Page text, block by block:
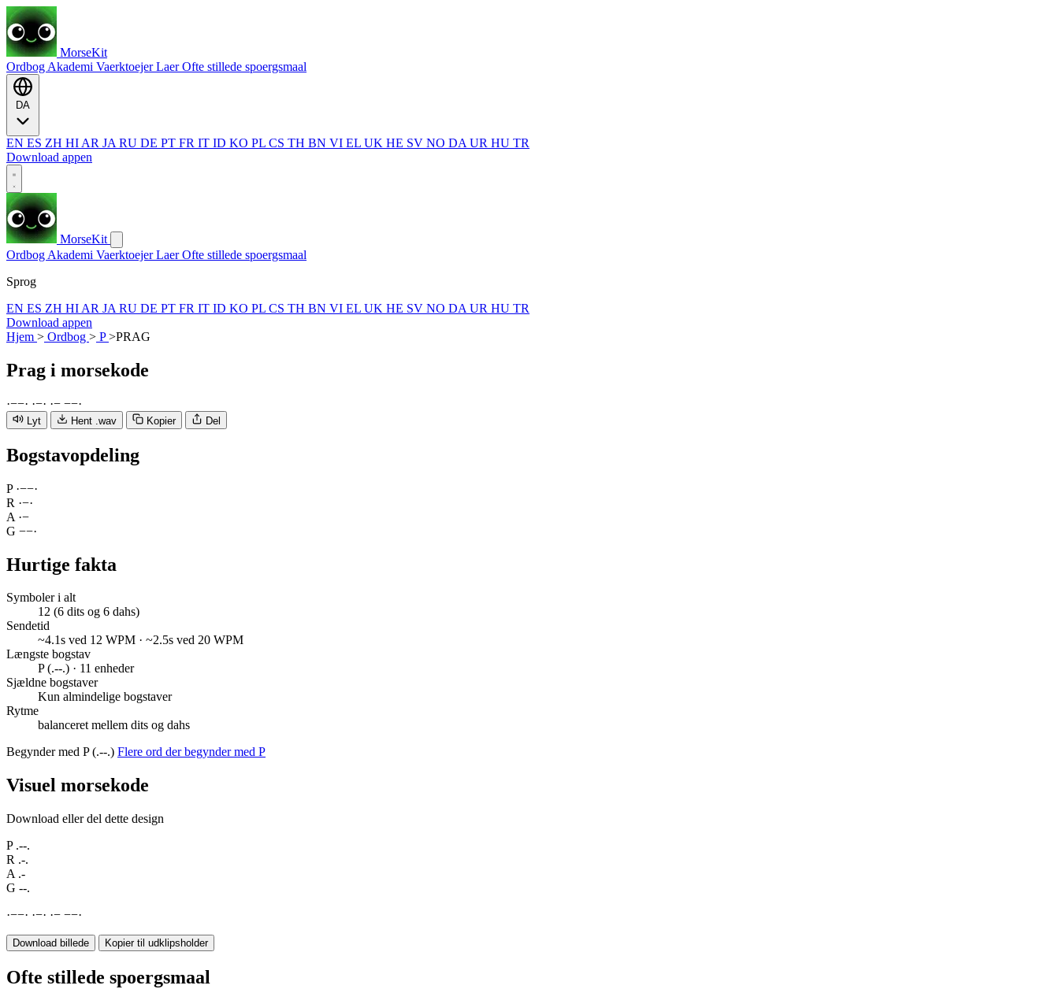
MorseKit
Ordbog Akademi VaerktoejerLaerOfte stillede spoergsmaal
EN ES ZH HI AR JA RU DE PT FR IT ID KO PL CS TH BN VI EL UK HE SV NO DA UR HU TR
Download appen
MorseKit
Ordbog Akademi VaerktoejerLaerOfte stillede spoergsmaal
Sprog
EN ES ZH HI AR JA RU DE PT FR IT ID KO PL CS TH BN VI EL UK HE SV NO DA UR HU TR
Download appen
Hjem > Ordbog > P>PRAG
Prag i morsekode
·−−· ·−· ·− −−·
Lyt Hent .wav Kopier Del
Bogstavopdeling
P ·−−·
R ·−·
A ·−
G −−·
Hurtige fakta
Symboler i alt
12 (6 dits og 6 dahs)
Sendetid
~4.1s ved 12 WPM · ~2.5s ved 20 WPM
Længste bogstav
P (.--.) · 11 enheder
Sjældne bogstaver
Kun almindelige bogstaver
Rytme
balanceret mellem dits og dahs
Begynder med P (.--.) Flere ord der begynder med P
Visuel morsekode
Download eller del dette design
P .--.
R .-.
A .-
G --.
·−−· ·−· ·− −−·
Download billede Kopier til udklipsholder
Ofte stillede spoergsmaal